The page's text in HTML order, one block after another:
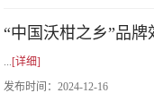
“中国沃柑之乡”品
...[详细]
发布时间：2024-12-16